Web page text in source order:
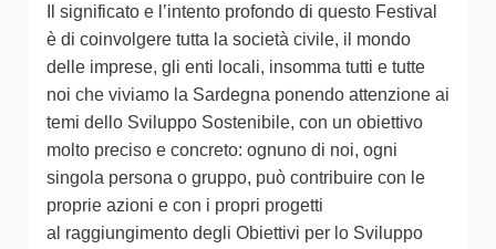
Il significato e l’intento profondo di questo Festival
è di coinvolgere tutta la società civile, il mondo
delle imprese, gli enti locali, insomma tutti e tutte
noi che viviamo la Sardegna ponendo attenzione ai
temi dello Sviluppo Sostenibile, con un obiettivo
molto preciso e concreto: ognuno di noi, ogni
singola persona o gruppo, può contribuire con le
proprie azioni e con i propri progetti
al raggiungimento degli Obiettivi per lo Sviluppo